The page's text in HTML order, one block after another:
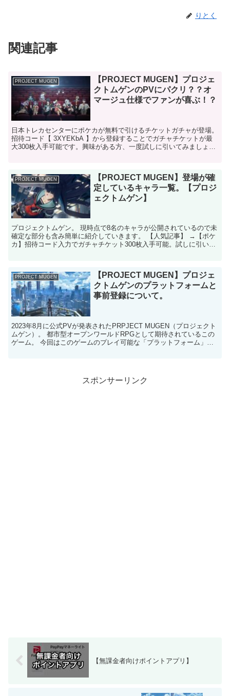
りとく
関連記事
PROJECT MUGEN
【PROJECT MUGEN】プロジェ
クトムゲンのPVにパクリ？？オ
マージュ仕様でファンが喜ぶ！？
日本トレカセンターにポケカが無料で引けるチケットガチャが登場。
招待コード【 3XYEKbA 】から登録することでガチャチケットが最
大300枚入手可能です。興味がある方、一度試しに引いてみましょ
PROJECT MUGEN
【PROJECT MUGEN】登場が確
定しているキャラ一覧。【プロジ
ェクトムゲン】
プロジェクトムゲン。 現時点で8名のキャラが公開されているので未
確定な部分も含み簡単に紹介していきます。 【人気記事】 →【ポケ
カ】招待コード入力でガチャチケット300枚入手可能。試しに引いて
PROJECT MUGEN
【PROJECT MUGEN】プロジェ
クトムゲンのプラットフォームと
事前登録について。
2023年8月に公式PVが発表されたPRPJECT MUGEN（プロジェクト
ムゲン）。 都市型オープンワールドRPGとして期待されているこの
ゲーム。 今回はこのゲームのプレイ可能な「プラットフォーム」と
スポンサーリンク
【無課金者向けポイントアプリ】